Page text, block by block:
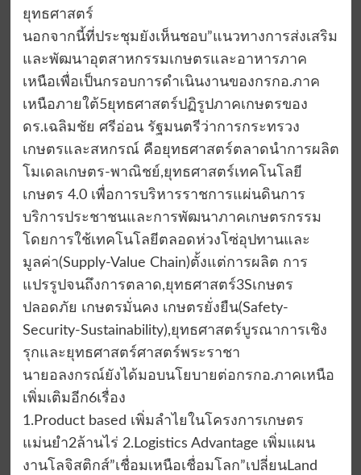
ยุทธศาสตร์
นอกจากนี้ที่ประชุมยังเห็นชอบ”แนวทางการส่งเสริม
และพัฒนาอุตสาหกรรมเกษตรและอาหารภาค
เหนือเพื่อเป็นกรอบการดำเนินงานของกรกอ.ภาค
เหนือภายใต้5ยุทธศาสตร์ปฏิรูปภาคเกษตรของ
ดร.เฉลิมชัย ศรีอ่อน รัฐมนตรีว่าการกระทรวง
เกษตรและสหกรณ์ คือยุทธศาสตร์ตลาดนำการผลิต
โมเดลเกษตร-พาณิชย์,ยุทธศาสตร์เทคโนโลยี
เกษตร 4.0 เพื่อการบริหารราชการแผ่นดินการ
บริการประชาชนและการพัฒนาภาคเกษตรกรรม
โดยการใช้เทคโนโลยีตลอดห่วงโซ่อุปทานและ
มูลค่า(Supply-Value Chain)ตั้งแต่การผลิต การ
แปรรูปจนถึงการตลาด,ยุทธศาสตร์3Sเกษตร
ปลอดภัย เกษตรมั่นคง เกษตรยั่งยืน(Safety-
Security-Sustainability),ยุทธศาสตร์บูรณาการเชิง
รุกและยุทธศาสตร์ศาสตร์พระราชา
นายอลงกรณ์ยังได้มอบนโยบายต่อกรกอ.ภาคเหนือ
เพิ่มเติมอีก6เรื่อง
1.Product based เพิ่มลำไยในโครงการเกษตร
แม่นยำ2ล้านไร่ 2.Logistics Advantage เพิ่มแผน
งานโลจิสติกส์”เชื่อมเหนือเชื่อมโลก”เปลี่ยนLand